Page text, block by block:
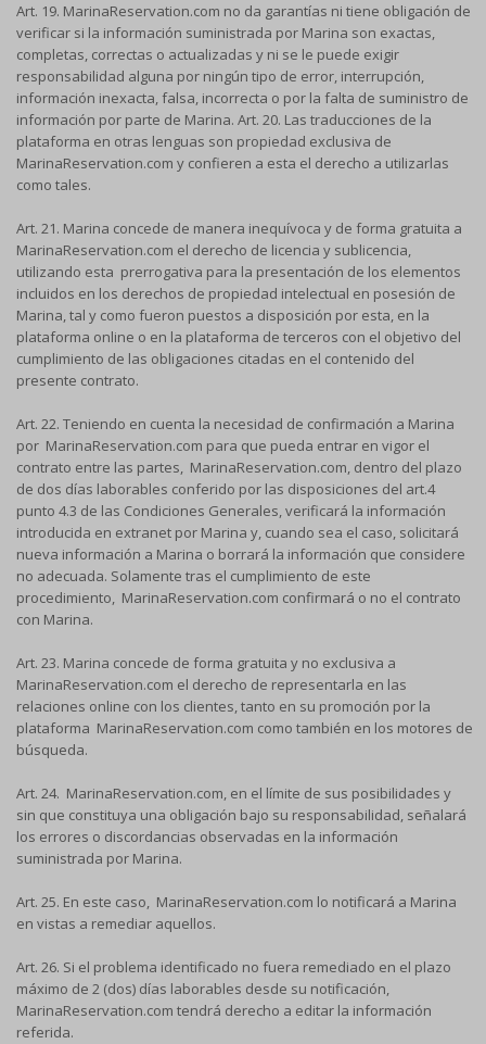
Art. 19. MarinaReservation.com no da garantías ni tiene obligación de
verificar si la información suministrada por Marina son exactas,
completas, correctas o actualizadas y ni se le puede exigir
responsabilidad alguna por ningún tipo de error, interrupción,
información inexacta, falsa, incorrecta o por la falta de suministro de
información por parte de Marina. Art. 20. Las traducciones de la
plataforma en otras lenguas son propiedad exclusiva de
MarinaReservation.com y confieren a esta el derecho a utilizarlas
como tales.
Art. 21. Marina concede de manera inequívoca y de forma gratuita a
MarinaReservation.com el derecho de licencia y sublicencia,
utilizando esta prerrogativa para la presentación de los elementos
incluidos en los derechos de propiedad intelectual en posesión de
Marina, tal y como fueron puestos a disposición por esta, en la
plataforma online o en la plataforma de terceros con el objetivo del
cumplimiento de las obligaciones citadas en el contenido del
presente contrato.
Art. 22. Teniendo en cuenta la necesidad de confirmación a Marina
por MarinaReservation.com para que pueda entrar en vigor el
contrato entre las partes, MarinaReservation.com, dentro del plazo
de dos días laborables conferido por las disposiciones del art.4
punto 4.3 de las Condiciones Generales, verificará la información
introducida en extranet por Marina y, cuando sea el caso, solicitará
nueva información a Marina o borrará la información que considere
no adecuada. Solamente tras el cumplimiento de este
procedimiento, MarinaReservation.com confirmará o no el contrato
con Marina.
Art. 23. Marina concede de forma gratuita y no exclusiva a
MarinaReservation.com el derecho de representarla en las
relaciones online con los clientes, tanto en su promoción por la
plataforma MarinaReservation.com como también en los motores de
búsqueda.
Art. 24. MarinaReservation.com, en el límite de sus posibilidades y
sin que constituya una obligación bajo su responsabilidad, señalará
los errores o discordancias observadas en la información
suministrada por Marina.
Art. 25. En este caso, MarinaReservation.com lo notificará a Marina
en vistas a remediar aquellos.
Art. 26. Si el problema identificado no fuera remediado en el plazo
máximo de 2 (dos) días laborables desde su notificación,
MarinaReservation.com tendrá derecho a editar la información
referida.